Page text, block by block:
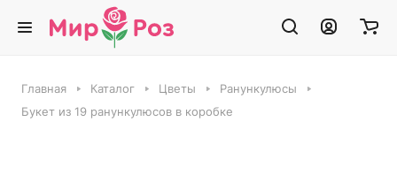
Главная Каталог Цветы
Ранункулюсы
Букет из 19 ранункулюсов в коробке